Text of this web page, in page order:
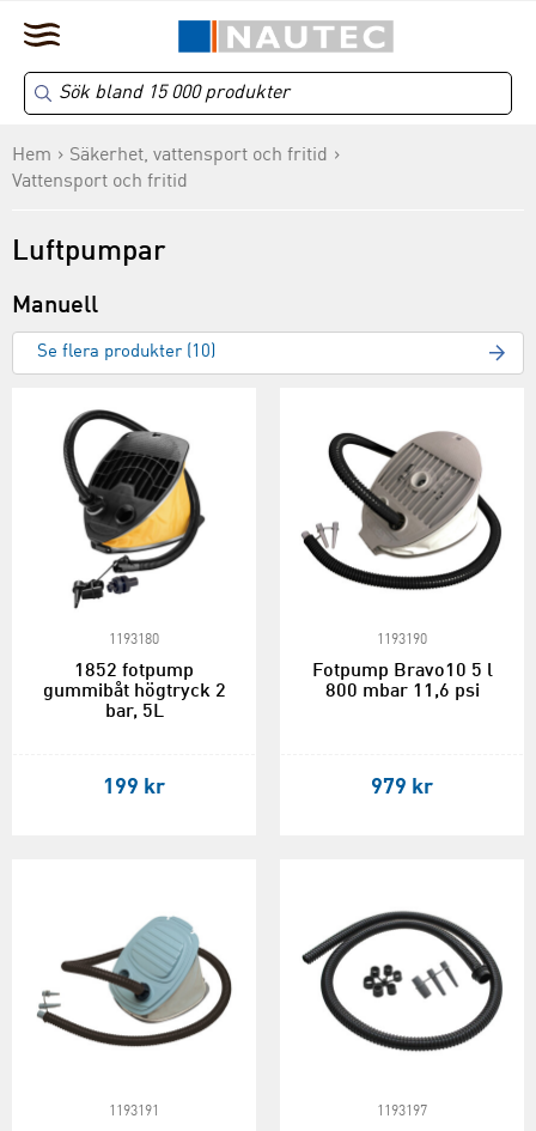
Hem
Säkerhet, vattensport och fritid
Vattensport och fritid
Luftpumpar
Manuell
Se flera produkter (10)
1193180
1852 fotpump
gummibåt högtryck 2
bar, 5L
199 kr
1193190
Fotpump Bravo10 5 l
800 mbar 11,6 psi
979 kr
1193191 1193197